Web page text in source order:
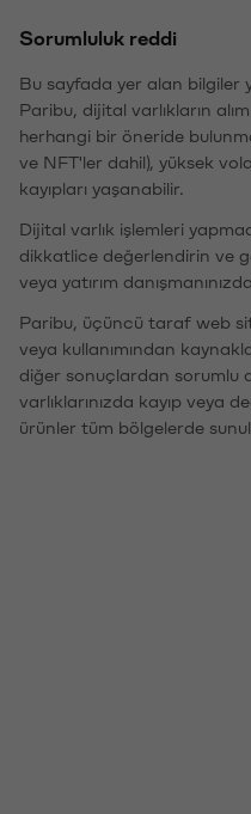
Sorumluluk reddi
Bu sayfada yer alan bilgiler
Paribu, dijital varlıkların
herhangi bir öneride
ve NFT'ler dahil), yüksek
kayıpları yaşanabilir.
Dijital varlık işlemleri
dikkatlice değerlendirin ve
veya yatırım
Paribu, üçüncü taraf web
veya kullanımından
diğer sonuçlardan sorumlu
varlıklarınızda kayıp veya
ürünler tüm bölgelerde